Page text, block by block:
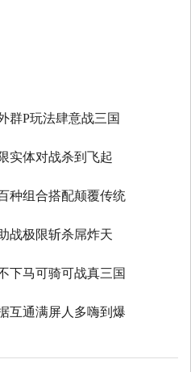
群P玩法肆意战三国
实体对战杀到飞起
种组合搭配颠覆传统
战极限斩杀屌炸天
下马可骑可战真三国
互通满屏人多嗨到爆